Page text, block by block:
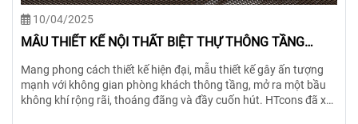
Âu…, phong cách nội thất Farmhouse mang trong mình vẻ đẹp
mộc mạc, ấm áp nhưng không kém phần tinh tế. Đây là sự giao
thoa giữa những giá trị truyền thống và hơi thở hiện đại, tạo nên
một chốn an yên giữa lòng đô thị xô bồ.